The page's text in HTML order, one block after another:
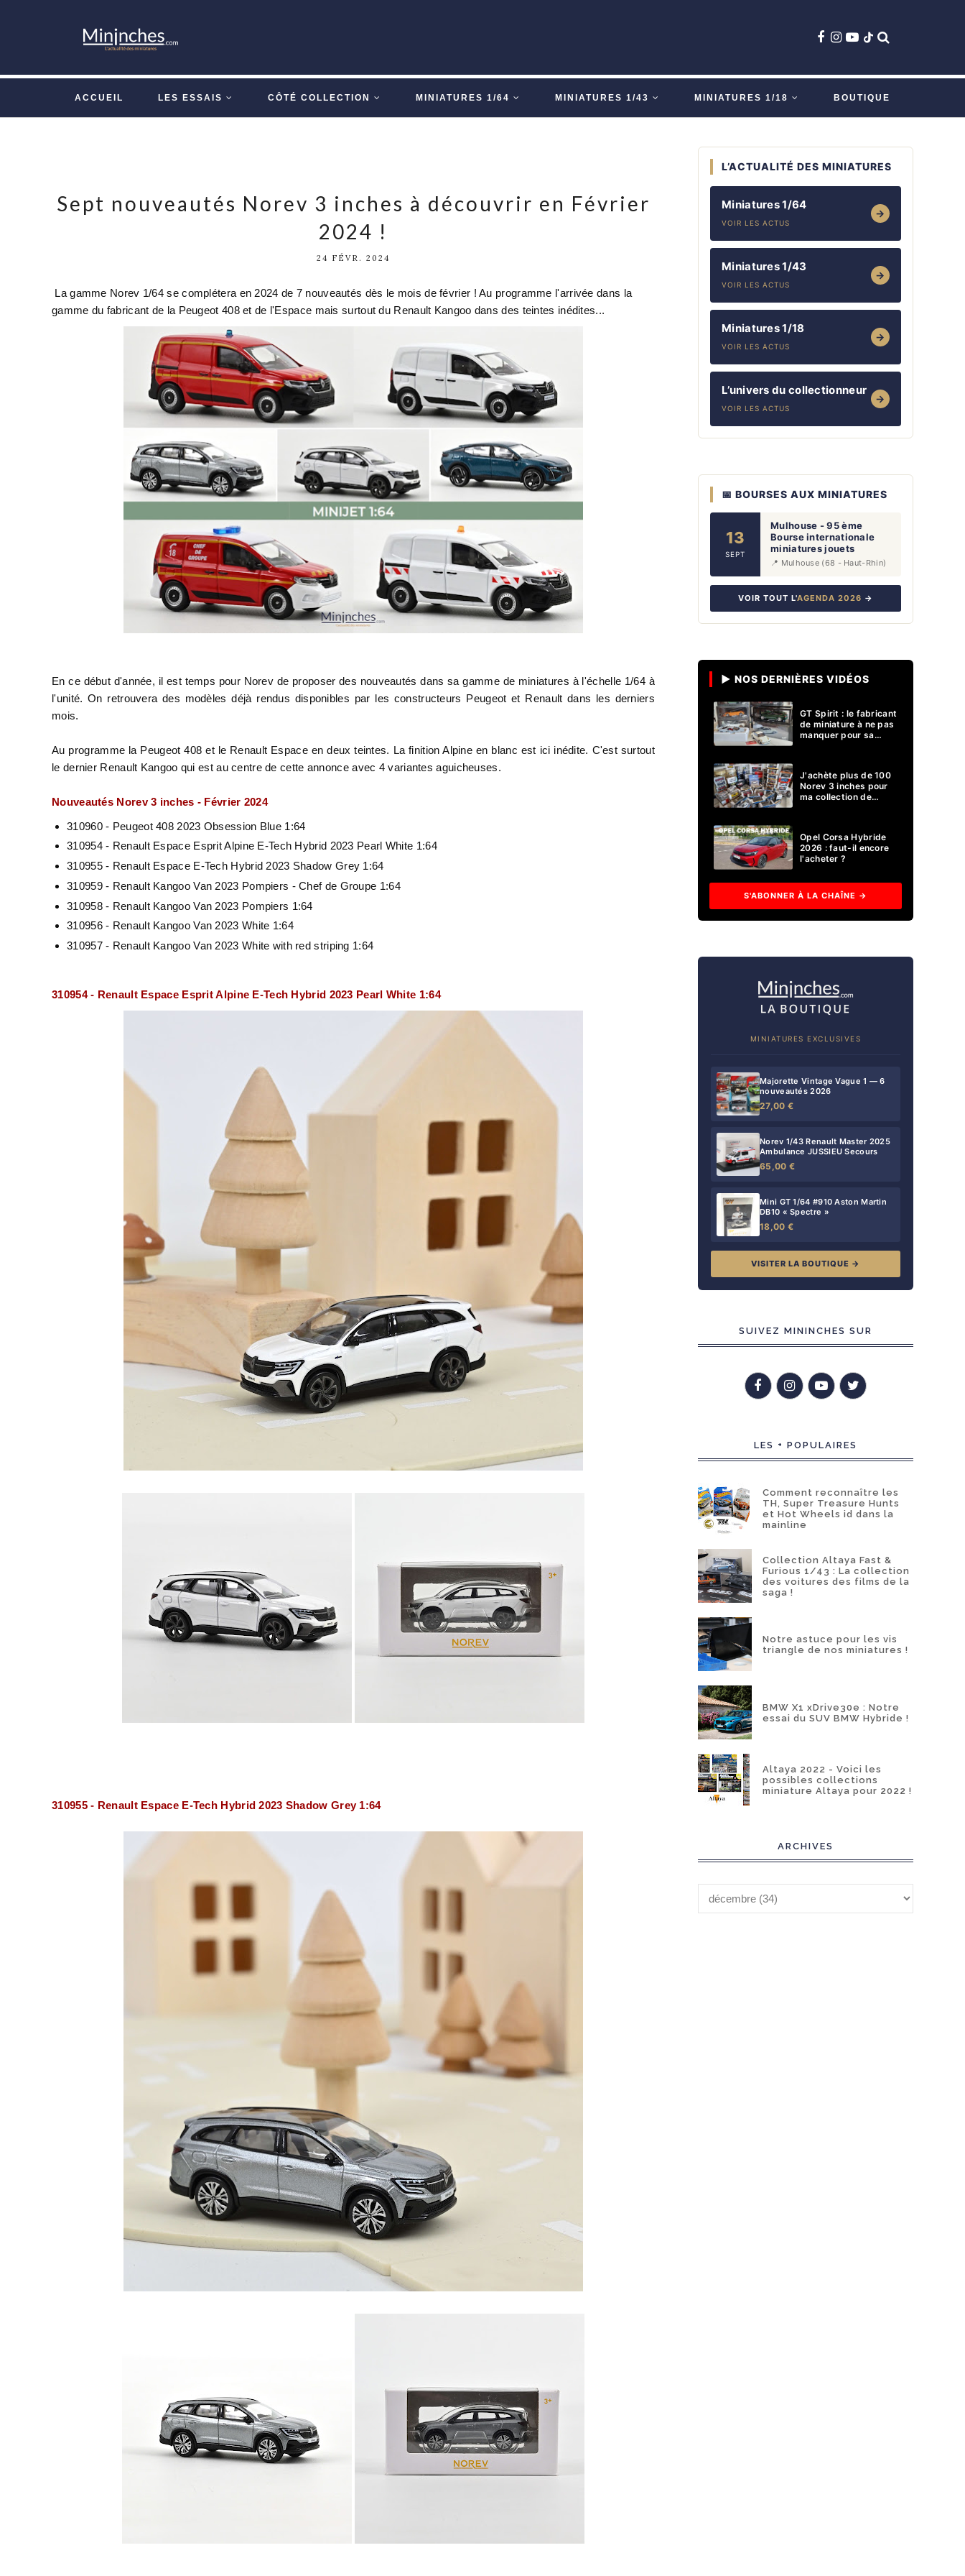
ACCUEIL LES ESSAIS CÔTÉ COLLECTION MINIATURES 1/64 MINIATURES 1/43 MINIATURES 1/18 BOUTIQUE
Sept nouveautés Norev 3 inches à découvrir en Février
2024 !
24 FÉVR. 2024
La gamme Norev 1/64 se complétera en 2024 de 7 nouveautés dès le mois de février ! Au programme l'arrivée dans la
gamme du fabricant de la Peugeot 408 et de l'Espace mais surtout du Renault Kangoo dans des teintes inédites...
En ce début d'année, il est temps pour Norev de proposer des nouveautés dans sa gamme de miniatures à l'échelle 1/64 à
l'unité. On retrouvera des modèles déjà rendus disponibles par les constructeurs Peugeot et Renault dans les derniers
mois.
Au programme la Peugeot 408 et le Renault Espace en deux teintes. La finition Alpine en blanc est ici inédite. C'est surtout
le dernier Renault Kangoo qui est au centre de cette annonce avec 4 variantes aguicheuses.
Nouveautés Norev 3 inches - Février 2024
310960 - Peugeot 408 2023 Obsession Blue 1:64
310954 - Renault Espace Esprit Alpine E-Tech Hybrid 2023 Pearl White 1:64
310955 - Renault Espace E-Tech Hybrid 2023 Shadow Grey 1:64
310959 - Renault Kangoo Van 2023 Pompiers - Chef de Groupe 1:64
310958 - Renault Kangoo Van 2023 Pompiers 1:64
310956 - Renault Kangoo Van 2023 White 1:64
310957 - Renault Kangoo Van 2023 White with red striping 1:64
310954 - Renault Espace Esprit Alpine E-Tech Hybrid 2023 Pearl White 1:64
310955 - Renault Espace E-Tech Hybrid 2023 Shadow Grey 1:64
L’ACTUALITÉ DES MINIATURES
Miniatures 1/64
VOIR LES ACTUS
→
Miniatures 1/43
VOIR LES ACTUS
→
Miniatures 1/18
VOIR LES ACTUS
→
L’univers du collectionneur
VOIR LES ACTUS
→
📅 BOURSES AUX MINIATURES
13
SEPT
Mulhouse - 95 ème
Bourse internationale
miniatures jouets
📍 Mulhouse (68 - Haut-Rhin)
VOIR TOUT L'AGENDA 2026 →
▶ NOS DERNIÈRES VIDÉOS
GT Spirit : le fabricant
de miniature à ne pas
manquer pour sa
J'achète plus de 100
Norev 3 inches pour
ma collection de
Opel Corsa Hybride
2026 : faut-il encore
l'acheter ?
S'ABONNER À LA CHAÎNE →
MINIATURES EXCLUSIVES
Majorette Vintage Vague 1 — 6
nouveautés 2026
27,00 €
Norev 1/43 Renault Master 2025
Ambulance JUSSIEU Secours
65,00 €
Mini GT 1/64 #910 Aston Martin
DB10 « Spectre »
18,00 €
VISITER LA BOUTIQUE →
SUIVEZ MININCHES SUR
LES + POPULAIRES
Comment reconnaître les
TH, Super Treasure Hunts
et Hot Wheels id dans la
mainline
Collection Altaya Fast &
Furious 1/43 : La collection
des voitures des films de la
saga !
Notre astuce pour les vis
triangle de nos miniatures !
BMW X1 xDrive30e : Notre
essai du SUV BMW Hybride !
Altaya 2022 - Voici les
possibles collections
miniature Altaya pour 2022 !
ARCHIVES